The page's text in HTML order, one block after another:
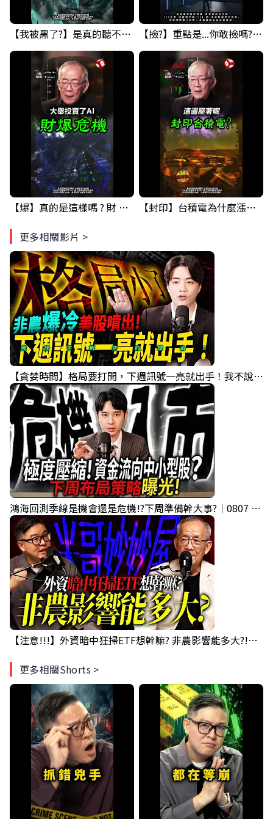
【我被黑了?】是真的聽不懂嗎...還是... #股票分析 #因果分析 【撿?】重點是...你敢撿嗎? 要撿什麼??? #科技四巨頭 #股票分析 #投資
【爆】真的是這樣嗎 ? 財 爆 危機...GOOGLE&台積電 已經示範一次了.... ! #科技四巨頭 #股票分析 #投資
【封印】台積電為什麼漲不上去? 原因竟然是... #台積電 #股票分析 #投資
更多相關影片 >
【貪婪時間】格局要打開，下週訊號一亮就出手！我不說的話還真一堆人不知道！｜錢進大趨勢 Mr.智霖 陳 2026/08/08
鴻海回測季線是機會還是危機!?下周準備幹大事?｜0807 #3661 #2317 #2317鴻海
【注意!!!】外資暗中狂掃ETF想幹嘛? 非農影響能多大?!｜ Mr.永年 李 / Mr.JIMMY 高志銘 / 理財有夠跩
更多相關Shorts >